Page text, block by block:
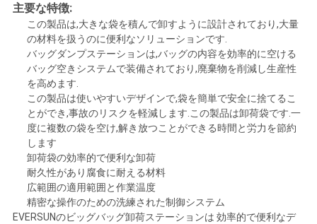
主要な特徴:
この製品は,大きな袋を積んで卸すように設計されており,大量
の材料を扱うのに便利なソリューションです.
バッグダンプステーションは,バッグの内容を効率的に空ける
バッグ空きシステムで装備されており,廃棄物を削減し生産性
を高めます.
この製品は使いやすいデザインで,袋を簡単で安全に捨てるこ
とができ,事故のリスクを軽減します.この製品は卸荷袋です.一
度に複数の袋を空け,解き放つことができる時間と労力を節約
します
卸荷袋の効率的で便利な卸荷
耐久性があり腐食に耐える材料
広範囲の適用範囲と作業温度
精密な操作のための洗練された制御システム
EVERSUNのビッグバッグ卸荷ステーションは 効率的で便利なデ